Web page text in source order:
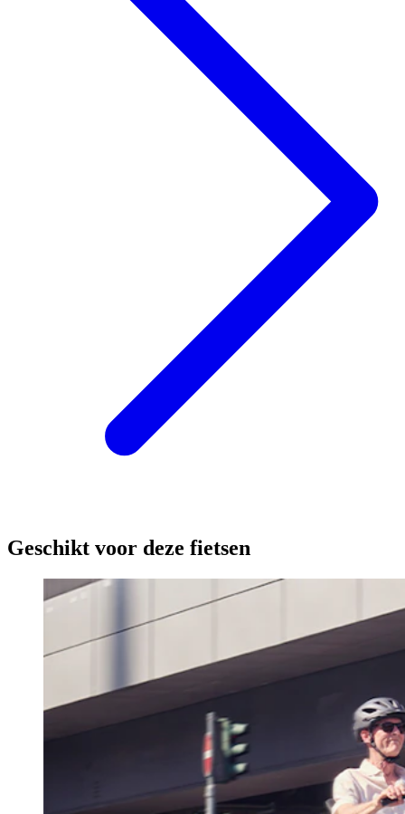
Geschikt voor deze fietsen